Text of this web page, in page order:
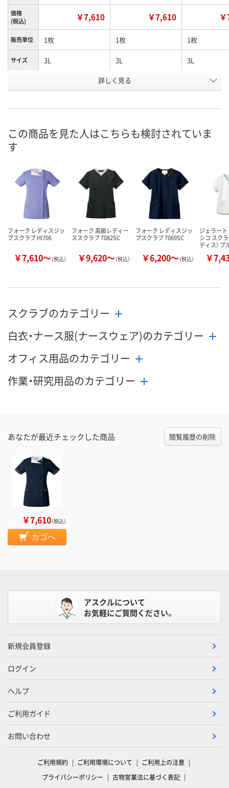
価格
(税込)
￥7,610 ￥7,610
販売単位 1枚 1枚 1枚
サイズ 3L 3L 3L
ストエカス×ホワイ
ト
ダークネイビー×ホ
ワイト
リリスピン
イト
お申込番
在庫 直送品 直送品 直送品
数量
カゴへ
数量
カゴへ
数量
カ
詳しく見る
この商品を見た人はこちらも検討されていま
す
フォーク レディスジッ
プスクラブ HI706
￥7,610～（税込）
フォーク 高級レディー
ススクラブ 7082SC
￥9,620～（税込）
フォーク レディスジッ
プスクラブ 7069SC
￥6,200～（税込）
ジェラー
シコ スク
ディス）
￥
スクラブのカテゴリー
白衣・ナース服(ナースウェア)のカテゴリー
オフィス用品のカテゴリー
作業・研究用品のカテゴリー
あなたが最近チェックした商品 閲覧履歴の削除
￥7,610（税込）
カゴへ
アスクルについて
お気軽にご質問ください。
新規会員登録
ログイン
ヘルプ
ご利用ガイド
お問い合わせ
ご利用規約 ご利用環境について
ご利用上の注意
プライバシーポリシー
古物営業法に基づく表記